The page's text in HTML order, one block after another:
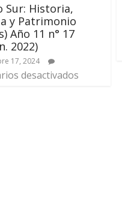
Sur: Historia,
y Patrimonio
Año 11 n° 17
2022)
17, 2024
desactivados